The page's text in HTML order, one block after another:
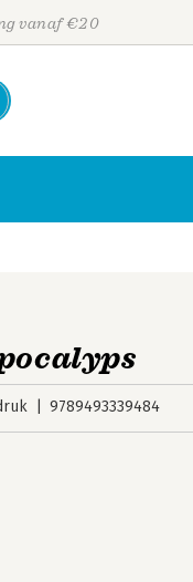
vanaf €20
9789493339484
Personen